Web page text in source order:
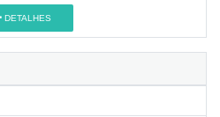
DETALHES